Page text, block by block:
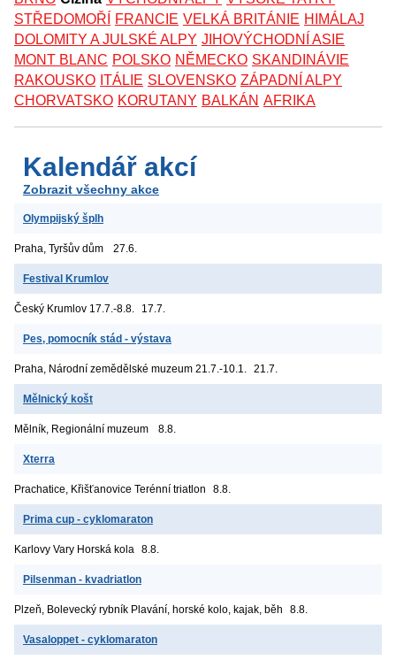
STŘEDOMOŘÍ
FRANCIE VELKÁ BRITÁNIE HIMÁLAJ
DOLOMITY A JULSKÉ ALPY JIHOVÝCHODNÍ ASIE
MONT BLANC POLSKO NĚMECKO SKANDINÁVIE
RAKOUSKO ITÁLIE SLOVENSKO ZÁPADNÍ ALPY
CHORVATSKO KORUTANY BALKÁN AFRIKA
Kalendář akcí
Zobrazit všechny akce
Olympijský šplh
Praha, Tyršův dům 27.6.
Festival Krumlov
Český Krumlov 17.7.-8.8. 17.7.
Pes, pomocník stád - výstava
Praha, Národní zemědělské muzeum 21.7.-10.1. 21.7.
Mělnický košt
Mělník, Regionální muzeum 8.8.
Xterra
Prachatice, Křišťanovice Terénní triatlon 8.8.
Prima cup - cyklomaraton
Karlovy Vary Horská kola 8.8.
Pilsenman - kvadriatlon
Plzeň, Bolevecký rybník Plavání, horské kolo, kajak, běh 8.8.
Vasaloppet - cyklomaraton